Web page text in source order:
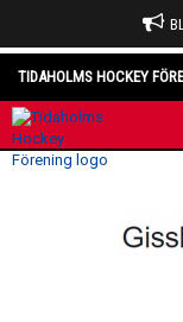
TIDAHOLMS HOCKEY